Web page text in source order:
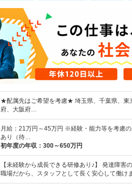
★配属先はご希望を考慮★ 埼玉県、千葉県、東
府、大阪府…
月給：21万円～45万円 ※経験・能力等を考慮
あり（待…
初年度の年収： 300～650万円
【未経験から成長できる研修あり♪】 発達障
職場だから、スタッフとして長く安心して働け